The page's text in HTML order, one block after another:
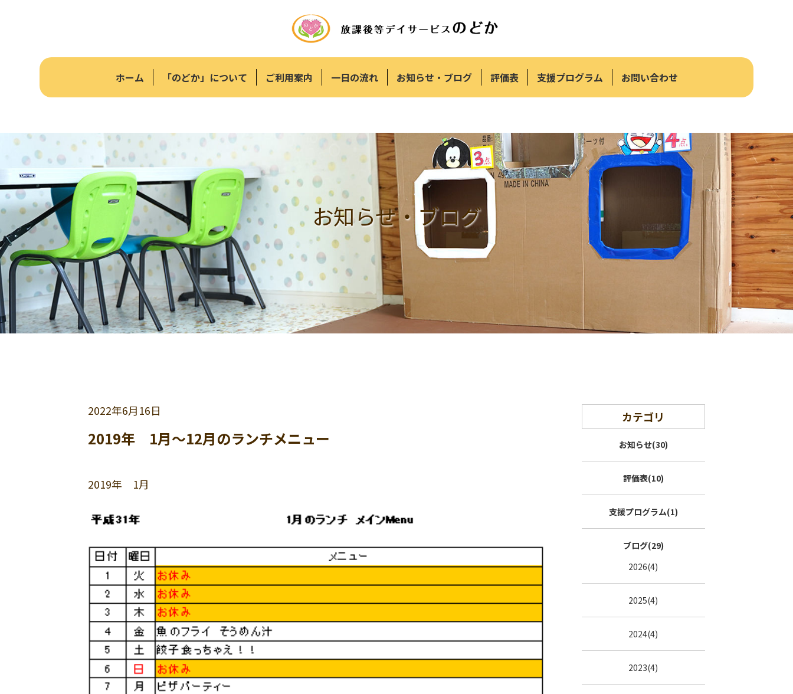
ホーム 「のどか」について ご利用案内 一日の流れ お知らせ・ブログ 評価表 支援プログラム お問い合わせ
お知らせ・ブログ
2022年6月16日
2019年 1月～12月のランチメニュー
2019年 1月
カテゴリ
お知らせ(30)
評価表(10)
支援プログラム(1)
ブログ(29)
2026(4)
2025(4)
2024(4)
2023(4)